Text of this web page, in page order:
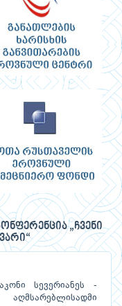
„ჩვენი
სევერიანეს -